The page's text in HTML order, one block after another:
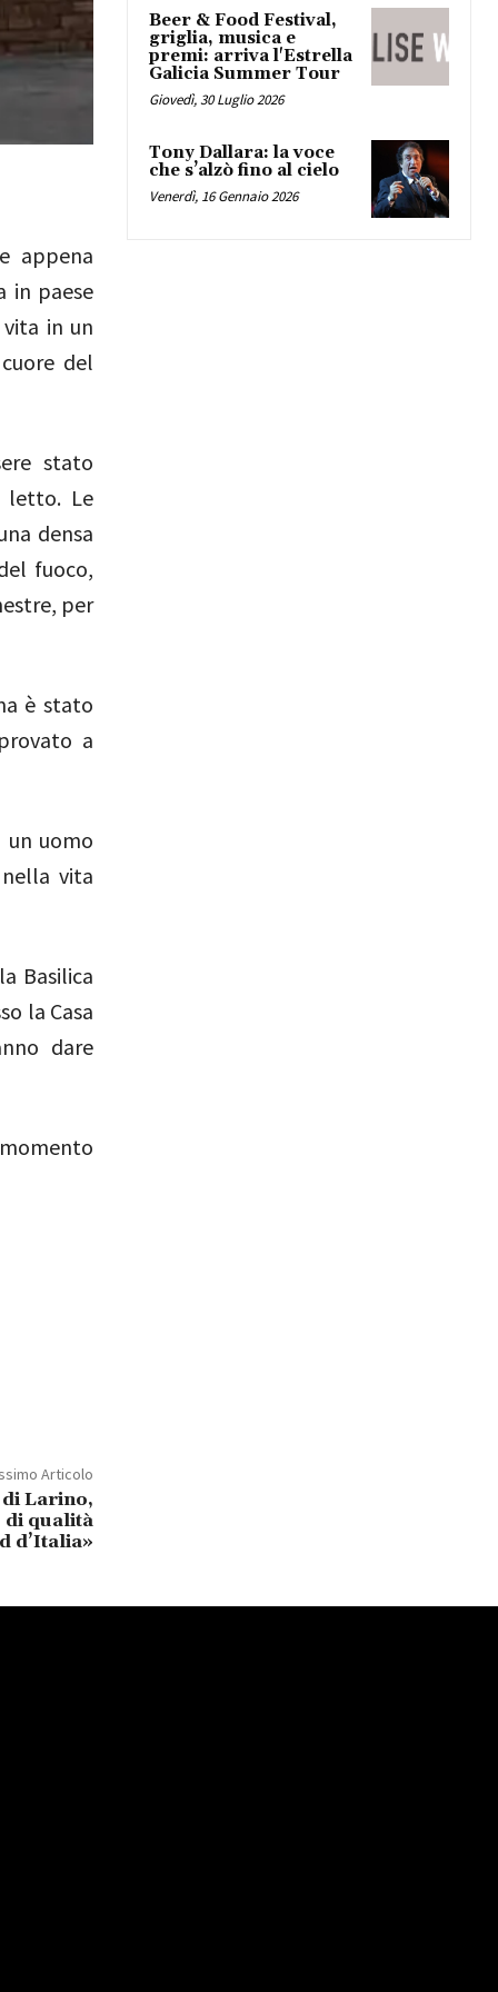
appena
in paese
in un
del
stato
letto. Le
densa
fuoco,
per
è stato
a
un uomo
vita
Basilica
la Casa
dare
Articolo
Larino,
di qualità
d’Italia»
Beer & Food Festival,
griglia, musica e
premi: arriva l'Estrella
Galicia Summer Tour
Giovedì, 30 Luglio 2026
Tony Dallara: la voce
che s’alzò fino al cielo
Venerdì, 16 Gennaio 2026